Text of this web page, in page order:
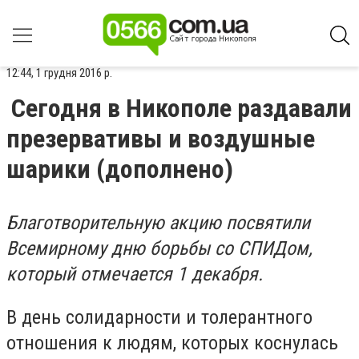
12:44, 1 грудня 2016 р.
Сегодня в Никополе раздавали
презервативы и воздушные
шарики (дополнено)
Благотворительную акцию посвятили
Всемирному дню борьбы со СПИДом,
который отмечается 1 декабря.
В день солидарности и толерантного
отношения к людям, которых коснулась